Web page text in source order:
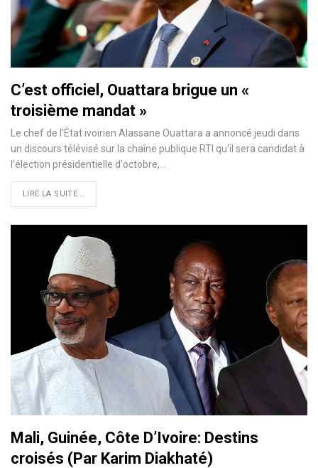
C’est officiel, Ouattara brigue un «
troisième mandat »
Le chef de l'État ivoirien Alassane Ouattara a annoncé jeudi dans
un discours télévisé sur la chaîne publique RTI qu'il sera candidat à
l'élection présidentielle d'octobre,…
LIRE LA SUITE...
Mali, Guinée, Côte D’Ivoire: Destins
croisés (Par Karim Diakhaté)